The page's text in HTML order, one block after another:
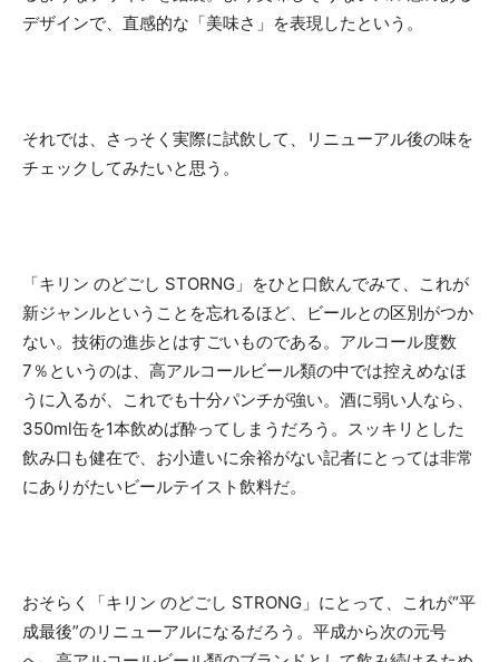
デザインで、直感的な「美味さ」を表現したという。
それでは、さっそく実際に試飲して、リニューアル後の味を
チェックしてみたいと思う。
「キリン のどごし STORNG」をひと口飲んでみて、これが
新ジャンルということを忘れるほど、ビールとの区別がつか
ない。技術の進歩とはすごいものである。アルコール度数
7％というのは、高アルコールビール類の中では控えめなほ
うに入るが、これでも十分パンチが強い。酒に弱い人なら、
350ml缶を1本飲めば酔ってしまうだろう。スッキリとした
飲み口も健在で、お小遣いに余裕がない記者にとっては非常
にありがたいビールテイスト飲料だ。
おそらく「キリン のどごし STRONG」にとって、これが“平
成最後”のリニューアルになるだろう。平成から次の元号